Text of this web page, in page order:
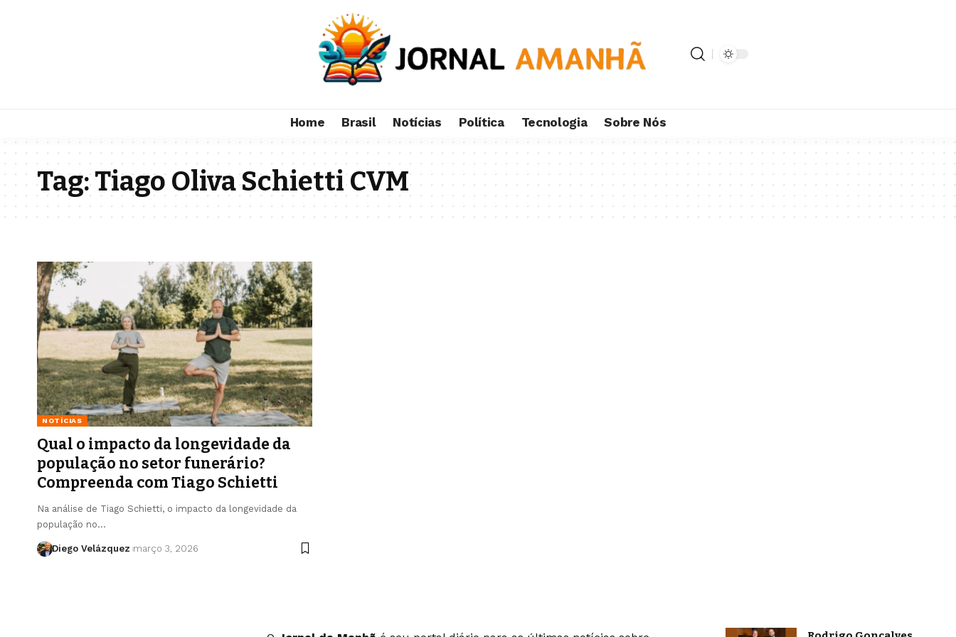
Home Brasil Notícias Política Tecnologia Sobre Nós
Tag:Tiago Oliva Schietti CVM
NOTÍCIAS
Qual o impacto da longevidade da
população no setor funerário?
Compreenda com Tiago Schietti
Na análise de Tiago Schietti, o impacto da longevidade da
população no…
Diego Velázquez março 3, 2026